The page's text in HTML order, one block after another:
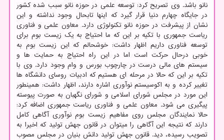
نانو باشد. وی تصریح کرد: توسعه علمی در حوزه نانو سبب شده کشور
در جایگاه چهارم دنیا قرار گیرد که اینها تابحال وجود نداشته و این
نشان از پیشرفت در حوزه نانو تکنولوژی دارد. معاون علمی و فناوری
ریاست جمهوری با تکیه بر این که ما احتیاج به یک زیست بوم برای
توسعه فناوری داریم اظهار داشت: خوشحالم که این زیست بوم به
خوبی درحال حرکت است اما در این راه احتیاج به حمایت ها و
سیستم های مالی درست در چارچوب بورس و وام وجود دارد. وی با
تکیه بر این که حالا در مرحله ای هستیم که ادبیات روسای دانشگاه ها
تغییر کرده و به اکوسیستم نوآوری اشاره دارند، اظهار داشت: همینطور
این مورد در مجلس شورای اسلامی و شورای نگهبان به صورت پیوسته
پیگیری می شود. معاون علمی و فناوری ریاست جمهوری اضافه کرد:
حالا نمایندگان مجلس روی مفاهیم زیست بوم نوآوری آگاهی کامل
دارند که نتیجه این آگاهی را میتوان در قانون جهش تولید که اخیرا به
تصویب رسیده، دید. قانون جهش تولید دانش بنیان در مجلس مصوب